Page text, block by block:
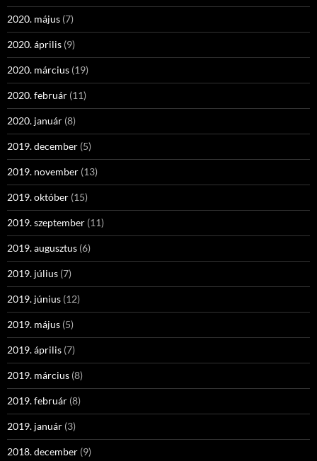
2020. május (7)
2020. április (9)
2020. március (19)
2020. február (11)
2020. január (8)
2019. december (5)
2019. november (13)
2019. október (15)
2019. szeptember (11)
2019. augusztus (6)
2019. július (7)
2019. június (12)
2019. május (5)
2019. április (7)
2019. március (8)
2019. február (8)
2019. január (3)
2018. december (9)